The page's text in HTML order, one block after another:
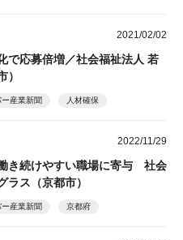
2021/02/02
で応募倍増／社会福祉法人 若
）
ー産業新聞 人材確保
2022/11/29
働き続けやすい職場に寄与 社会
ラス（京都市）
ー産業新聞 京都府